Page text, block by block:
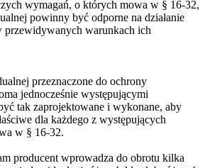
wymagań, o których mowa w § 16-32,
powinny być odporne na działanie
przewidywanych warunkach ich
przeznaczone do ochrony
jednocześnie występującymi
tak zaprojektowane i wykonane, aby
dla każdego z występujących
w § 16-32.
producent wprowadza do obrotu kilka